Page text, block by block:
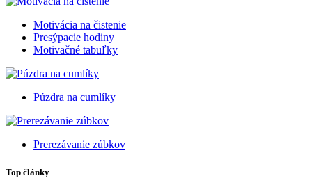
Motivácia na čistenie
Presýpacie hodiny
Motivačné tabuľky
Púzdra na cumlíky
Prerezávanie zúbkov
Top články